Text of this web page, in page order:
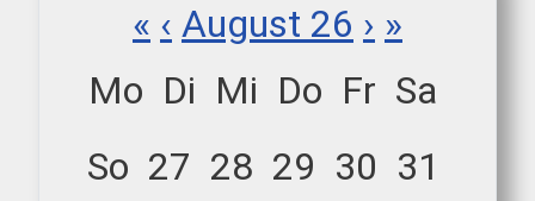
« ‹ August 26 › »
Mo Di Mi Do Fr Sa
So 27 28 29 30 31